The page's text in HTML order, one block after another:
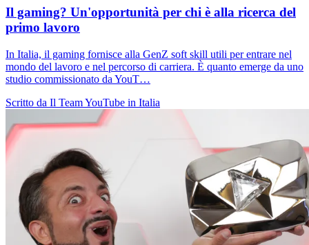
Il gaming? Un'opportunità per chi è alla ricerca del
primo lavoro
In Italia, il gaming fornisce alla GenZ soft skill utili per entrare nel
mondo del lavoro e nel percorso di carriera. È quanto emerge da uno
studio commissionato da YouT…
Scritto da Il Team YouTube in Italia